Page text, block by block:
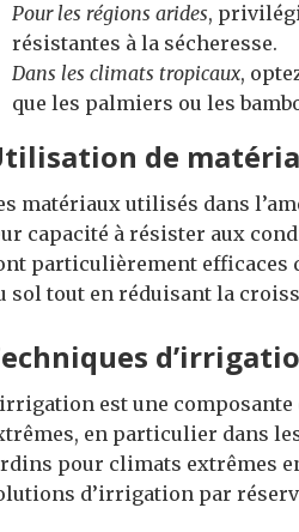
Pour les régions arides,
résistantes à la sécheresse.
Dans les climats tropicaux,
que les palmiers ou les
de
matériaux utilisés dans
capacité à résister aux
particulièrement efficaces
sol tout en réduisant la
est une
en particulier dans
pour climats extrêmes
d’irrigation par